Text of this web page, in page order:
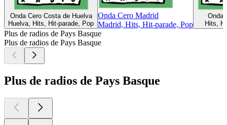
Onda Cero Costa de Huelva
Huelva, Hits, Hit-parade, Pop
Onda Cero Madrid
Madrid, Hits, Hit-parade, Pop
Onda
Hits,
Plus de radios de Pays Basque
Plus de radios de Pays Basque
Plus de radios de Pays Basque